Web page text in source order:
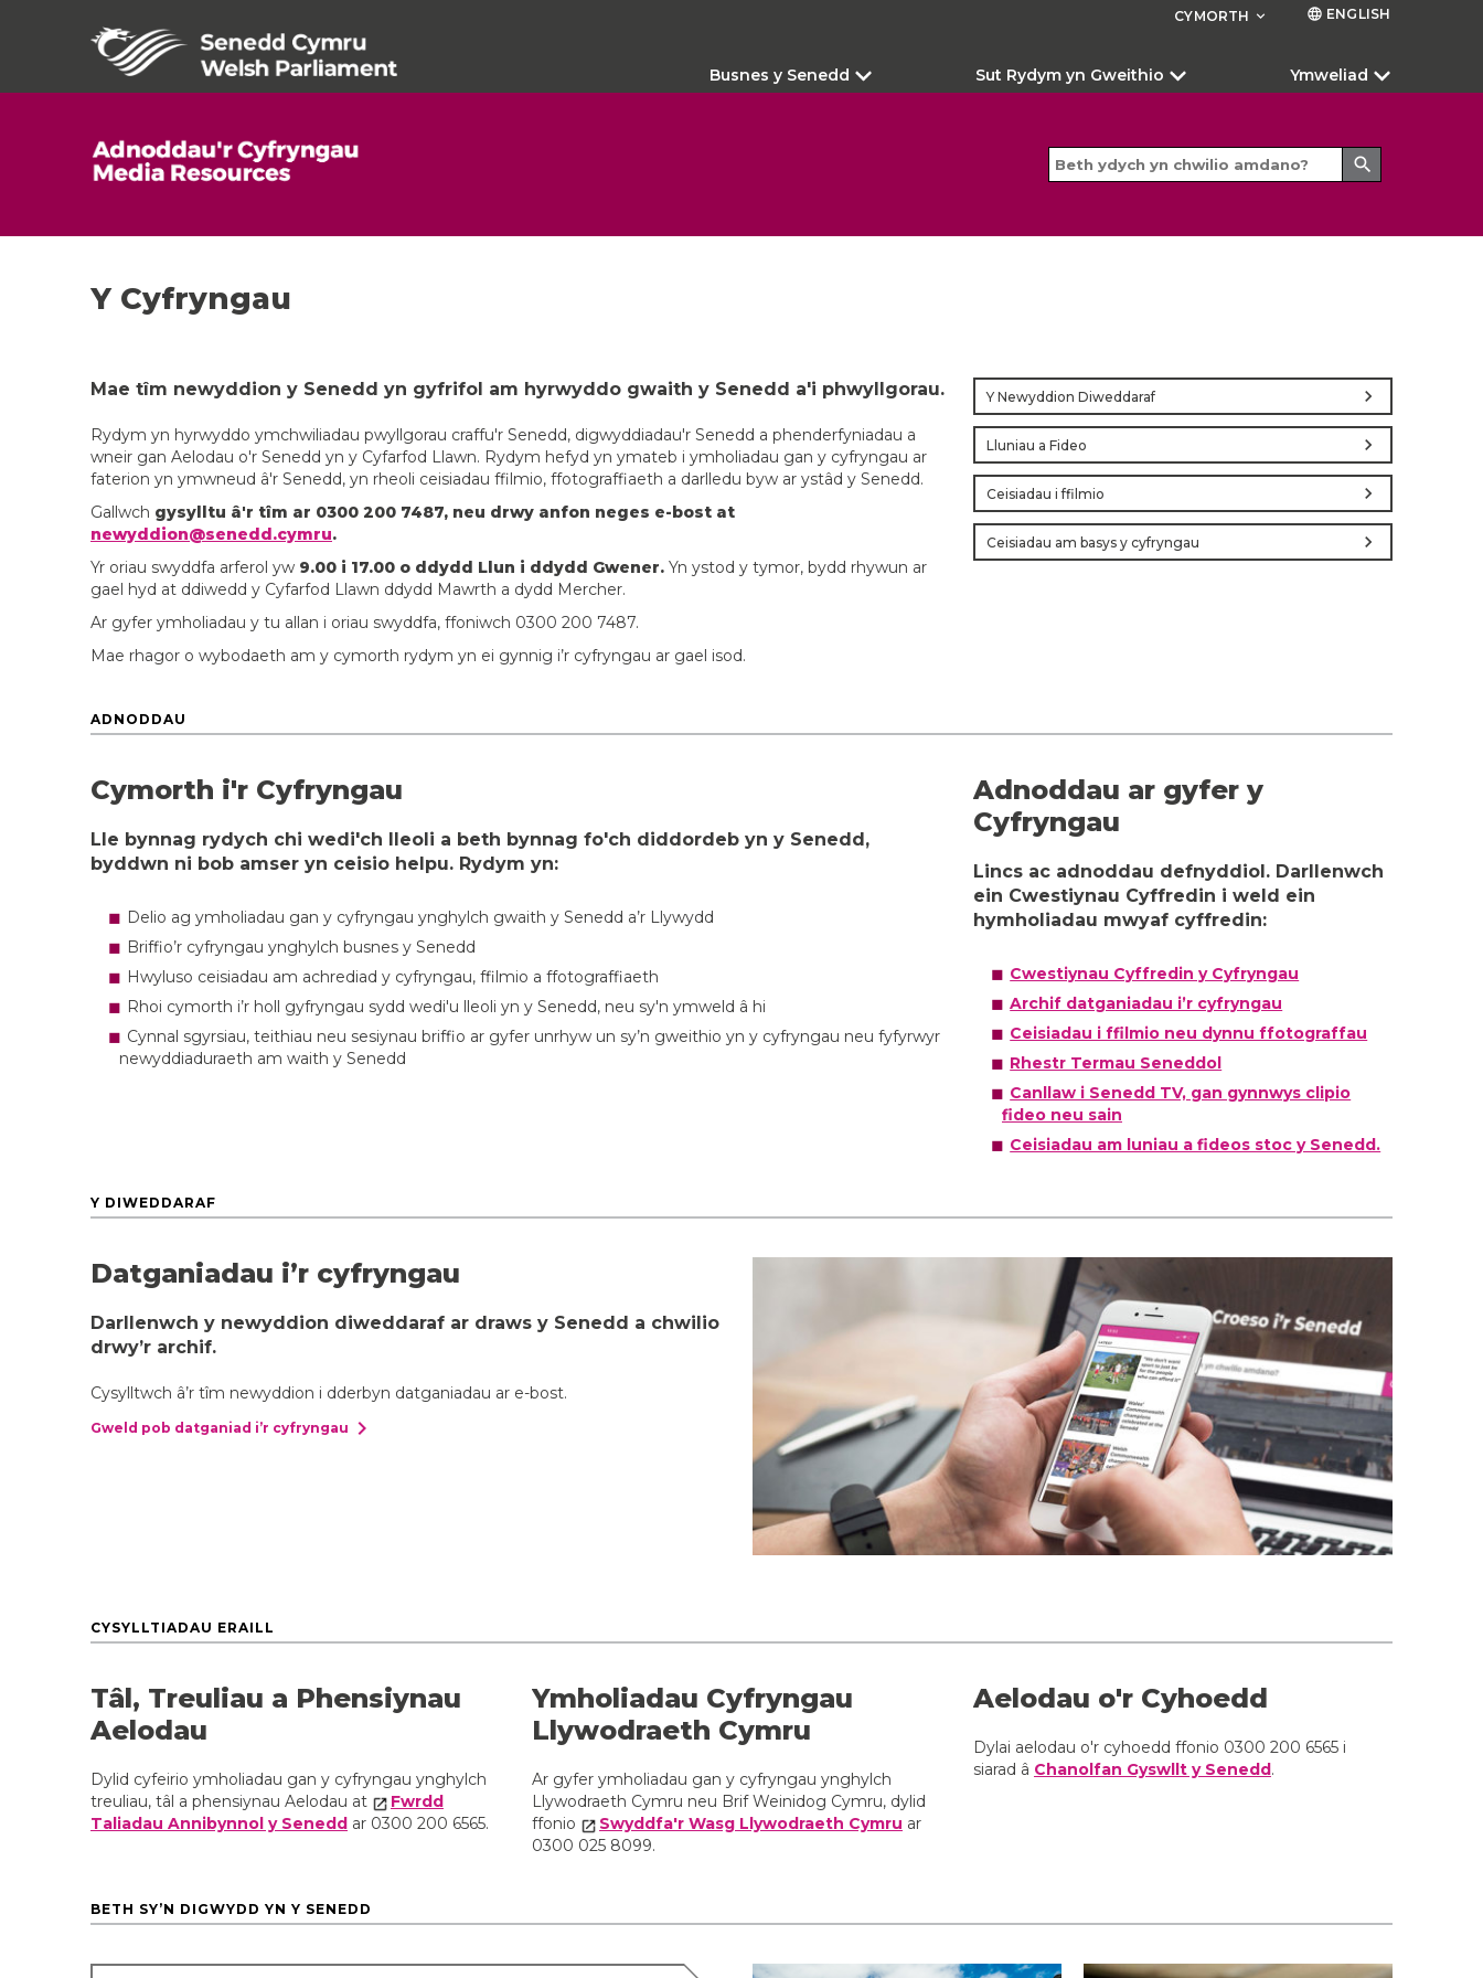
CYMORTH keyboard_arrow_down language ENGLISH
Busnes y Senedd Sut Rydym yn Gweithio Ymweliad
search
Y Cyfryngau
Mae tîm newyddion y Senedd yn gyfrifol am hyrwyddo gwaith y Senedd a'i phwyllgorau.
Rydym yn hyrwyddo ymchwiliadau pwyllgorau craffu'r Senedd, digwyddiadau'r Senedd a phenderfyniadau a
wneir gan Aelodau o'r Senedd yn y Cyfarfod Llawn. Rydym hefyd yn ymateb i ymholiadau gan y cyfryngau ar
faterion yn ymwneud â'r Senedd, yn rheoli ceisiadau ffilmio, ffotograffiaeth a darlledu byw ar ystâd y Senedd.
Gallwch gysylltu â'r tîm ar 0300 200 7487, neu drwy anfon neges e-bost at
newyddion@senedd.cymru.
Yr oriau swyddfa arferol yw 9.00 i 17.00 o ddydd Llun i ddydd Gwener. Yn ystod y tymor, bydd rhywun ar
gael hyd at ddiwedd y Cyfarfod Llawn ddydd Mawrth a dydd Mercher.
Ar gyfer ymholiadau y tu allan i oriau swyddfa, ffoniwch 0300 200 7487.
Mae rhagor o wybodaeth am y cymorth rydym yn ei gynnig i’r cyfryngau ar gael isod.
Y Newyddion Diweddaraf chevron_right
Lluniau a Fideo chevron_right
Ceisiadau i ffilmio chevron_right
Ceisiadau am basys y cyfryngau chevron_right
ADNODDAU
Cymorth i'r Cyfryngau
Lle bynnag rydych chi wedi'ch lleoli a beth bynnag fo'ch diddordeb yn y Senedd,
byddwn ni bob amser yn ceisio helpu. Rydym yn:
Delio ag ymholiadau gan y cyfryngau ynghylch gwaith y Senedd a’r Llywydd
Briffio’r cyfryngau ynghylch busnes y Senedd
Hwyluso ceisiadau am achrediad y cyfryngau, ffilmio a ffotograffiaeth
Rhoi cymorth i’r holl gyfryngau sydd wedi'u lleoli yn y Senedd, neu sy'n ymweld â hi
Cynnal sgyrsiau, teithiau neu sesiynau briffio ar gyfer unrhyw un sy’n gweithio yn y cyfryngau neu fyfyrwyr
newyddiaduraeth am waith y Senedd
Adnoddau ar gyfer y
Cyfryngau
Lincs ac adnoddau defnyddiol. Darllenwch
ein Cwestiynau Cyffredin i weld ein
hymholiadau mwyaf cyffredin:
Cwestiynau Cyffredin y Cyfryngau
Archif datganiadau i’r cyfryngau
Ceisiadau i ffilmio neu dynnu ffotograffau
Rhestr Termau Seneddol
Canllaw i Senedd TV, gan gynnwys clipio
fideo neu sain
Ceisiadau am luniau a fideos stoc y Senedd.
Y DIWEDDARAF
Datganiadau i’r cyfryngau
Darllenwch y newyddion diweddaraf ar draws y Senedd a chwilio
drwy’r archif.
Cysylltwch â’r tîm newyddion i dderbyn datganiadau ar e-bost.
Gweld pob datganiad i’r cyfryngau chevron_right
CYSYLLTIADAU ERAILL
Tâl, Treuliau a Phensiynau
Aelodau
Dylid cyfeirio ymholiadau gan y cyfryngau ynghylch
treuliau, tâl a phensiynau Aelodau at
Fwrdd
Taliadau Annibynnol y Senedd ar 0300 200 6565.
Ymholiadau Cyfryngau
Llywodraeth Cymru
Ar gyfer ymholiadau gan y cyfryngau ynghylch
Llywodraeth Cymru neu Brif Weinidog Cymru, dylid
ffonio
Swyddfa'r Wasg Llywodraeth Cymru ar
0300 025 8099.
Aelodau o'r Cyhoedd
Dylai aelodau o'r cyhoedd ffonio 0300 200 6565 i
siarad â Chanolfan Gyswllt y Senedd.
BETH SY’N DIGWYDD YN Y SENEDD